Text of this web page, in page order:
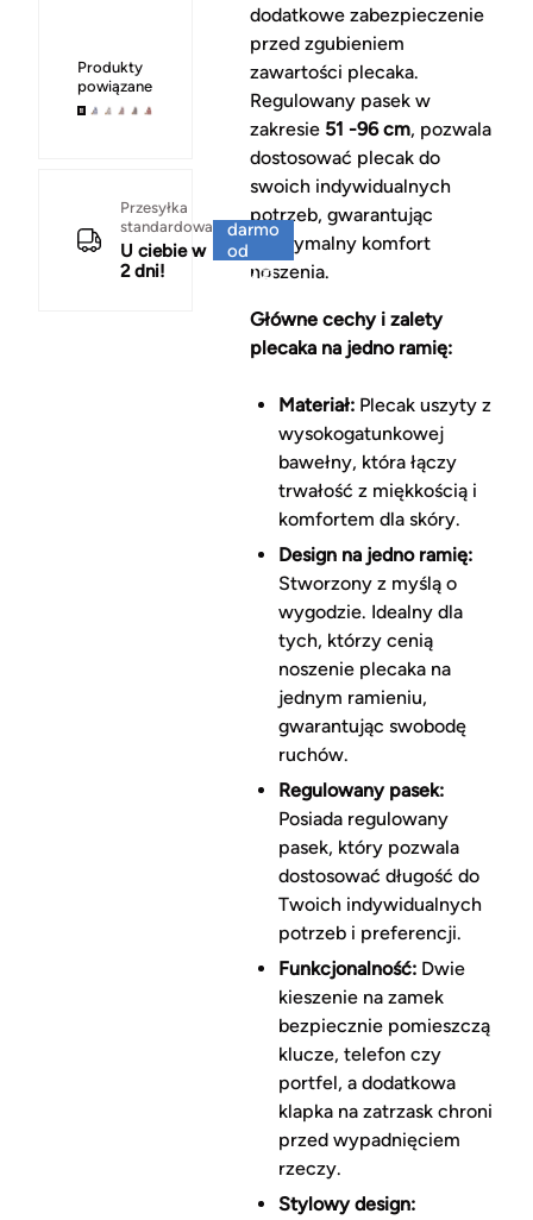
Produkty
powiązane
Przesyłka
standardowa
U ciebie w
2 dni!
darmo
od
150 zł
dodatkowe zabezpieczenie
przed zgubieniem
zawartości plecaka.
Regulowany pasek w
zakresie 51 -96 cm, pozwala
dostosować plecak do
swoich indywidualnych
potrzeb, gwarantując
maksymalny komfort
noszenia.
Główne cechy i zalety
plecaka na jedno ramię:
Materiał:Plecak uszyty z
wysokogatunkowej
bawełny, która łączy
trwałość z miękkością i
komfortem dla skóry.
Design na jedno ramię:
Stworzony z myślą o
wygodzie. Idealny dla
tych, którzy cenią
noszenie plecaka na
jednym ramieniu,
gwarantując swobodę
ruchów.
Regulowany pasek:
Posiada regulowany
pasek, który pozwala
dostosować długość do
Twoich indywidualnych
potrzeb i preferencji.
Funkcjonalność:Dwie
kieszenie na zamek
bezpiecznie pomieszczą
klucze, telefon czy
portfel, a dodatkowa
klapka na zatrzask chroni
przed wypadnięciem
rzeczy.
Stylowy design: